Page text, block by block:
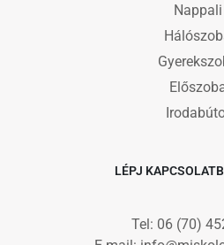
Nappali
LÉPJ
Tel: 06 (70)